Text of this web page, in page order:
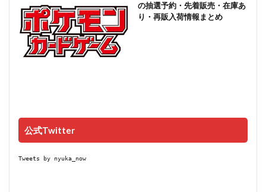
の抽選予約・先着販売・在庫あ
り・再販入荷情報まとめ
公式Twitter
Tweets by nyuka_now